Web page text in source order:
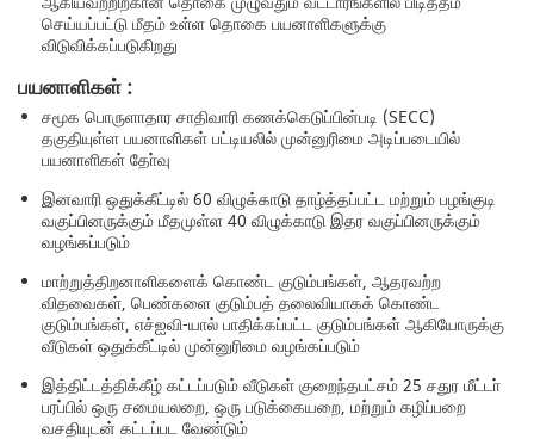
செய்யப்பட்டு மீதம் உள்ள தொகை பயனாளிகளுக்கு
விடுவிக்கப்படுகிறது
பயனாளிகள் :
சமூக பொருளாதார சாதிவாரி கணக்கெடுப்பின்படி (SECC)
தகுதியுள்ள பயனாளிகள் பட்டியலில் முன்னுரிமை அடிப்படையில்
பயனாளிகள் தோ்வு
இனவாரி ஒதுக்கீட்டில் 60 விழுக்காடு தாழ்த்தப்பட்ட மற்றும் பழங்குடி
வகுப்பினருக்கும் மீதமுள்ள 40 விழுக்காடு இதர வகுப்பினருக்கும்
வழங்கப்படும்
மாற்றுத்திறனாளிகளைக் கொண்ட குடும்பங்கள், ஆதரவற்ற
விதவைகள், பெண்களை குடும்பத் தலைவியாகக் கொண்ட
குடும்பங்கள், எச்ஐவி-யால் பாதிக்கப்பட்ட குடும்பங்கள் ஆகியோருக்கு
வீடுகள் ஒதுக்கீட்டில் முன்னுரிமை வழங்கப்படும்
இத்திட்டத்திக்கீழ் கட்டப்படும் வீடுகள் குறைந்தபட்சம் 25 சதுர மீட்டா்
பரப்பில் ஒரு சமையலறை, ஒரு படுக்கையறை, மற்றும் கழிப்பறை
வசதியுடன் கட்டப்பட வேண்டும்